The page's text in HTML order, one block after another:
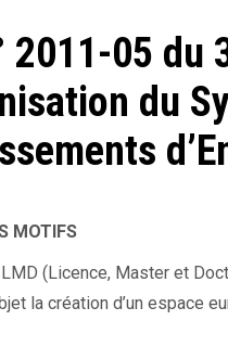
2011-05
du
MOTIFS
(Licence, Master et
la création d’un espace